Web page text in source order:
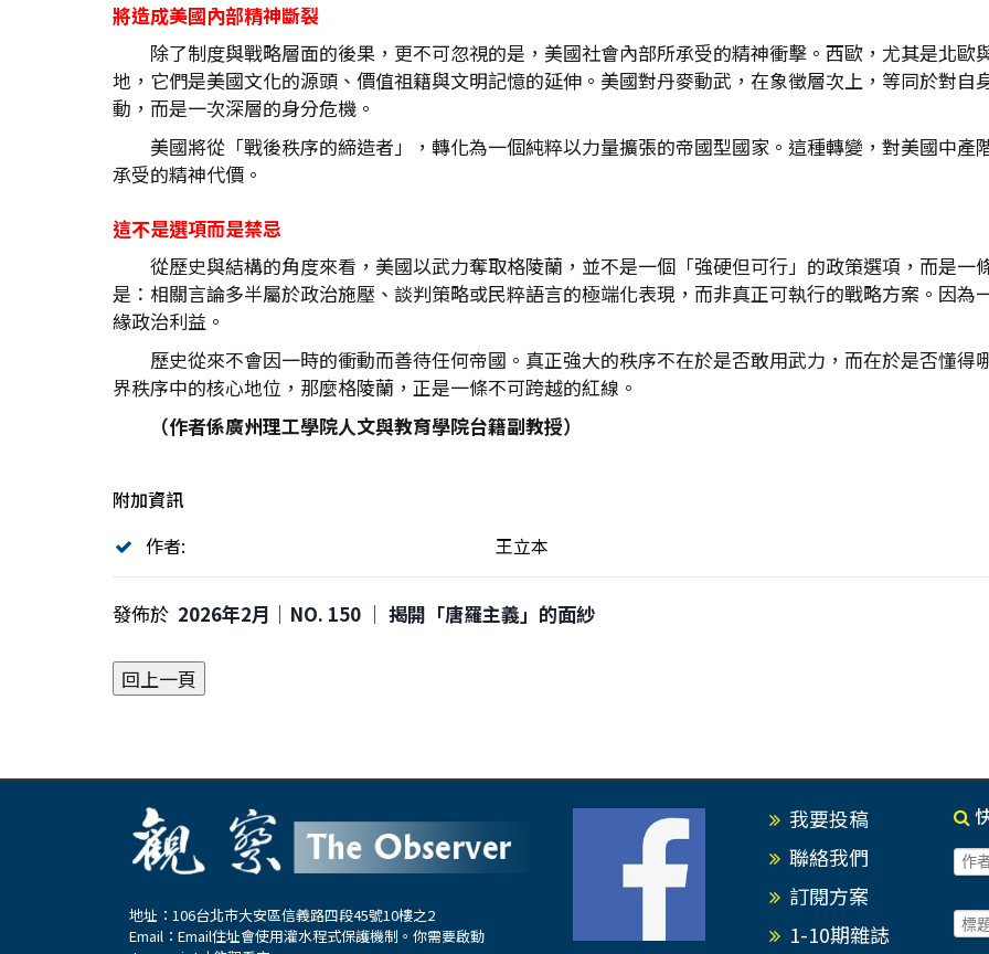
將造成美國內部精神斷裂
除了制度與戰略層面的後果，更不可忽視的是，美國社會內部所承受的精神衝擊。西歐，尤其是北
地，它們是美國文化的源頭、價值祖籍與文明記憶的延伸。美國對丹麥動武，在象徵層次上，等同於對
動，而是一次深層的身分危機。
美國將從「戰後秩序的締造者」，轉化為一個純粹以力量擴張的帝國型國家。這種轉變，對美國中
承受的精神代價。
這不是選項而是禁忌
從歷史與結構的角度來看，美國以武力奪取格陵蘭，並不是一個「強硬但可行」的政策選項，而是
是：相關言論多半屬於政治施壓、談判策略或民粹語言的極端化表現，而非真正可執行的戰略方案。因
緣政治利益。
歷史從來不會因一時的衝動而善待任何帝國。真正強大的秩序不在於是否敢用武力，而在於是否懂
界秩序中的核心地位，那麼格陵蘭，正是一條不可跨越的紅線。
（作者係廣州理工學院人文與教育學院台籍副教授）
附加資訊
作者:
王立本
發佈於 2026年2月｜NO. 150 │ 揭開「唐羅主義」的面紗
地址：106台北市大安區信義路四段45號10樓之2
Email： Email住址會使用灌水程式保護機制。你需要啟動
我要投稿
聯絡我們
訂閱方案
1-10期雜誌